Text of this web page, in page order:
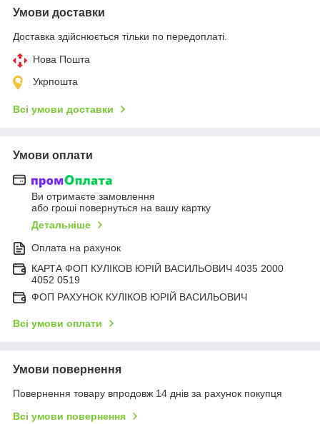
Умови доставки
Доставка здійснюється тільки по передоплаті.
Нова Пошта
Укрпошта
Всі умови доставки
Умови оплати
Ви отримаєте замовлення
або гроші повернуться на вашу картку
Детальніше
Оплата на рахунок
КАРТА ФОП КУЛІКОВ ЮРІЙ ВАСИЛЬОВИЧ 4035 2000
4052 0519
ФОП РАХУНОК КУЛІКОВ ЮРІЙ ВАСИЛЬОВИЧ
Всі умови оплати
Умови повернення
Повернення товару впродовж 14 днів за рахунок покупця
Всі умови повернення